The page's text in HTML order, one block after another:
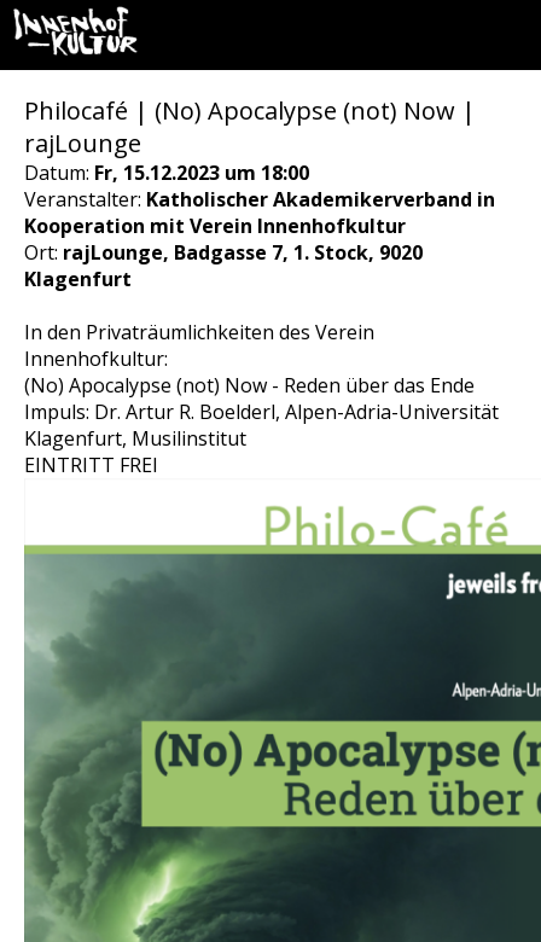
Philocafé | (No) Apocalypse (not) Now |
rajLounge
Datum: Fr, 15.12.2023 um 18:00
Veranstalter: Katholischer Akademikerverband in
Kooperation mit Verein Innenhofkultur
Ort: rajLounge, Badgasse 7, 1. Stock, 9020
Klagenfurt
In den Privaträumlichkeiten des Verein
Innenhofkultur:
(No) Apocalypse (not) Now - Reden über das Ende
Impuls: Dr. Artur R. Boelderl, Alpen-Adria-Universität
Klagenfurt, Musilinstitut
EINTRITT FREI